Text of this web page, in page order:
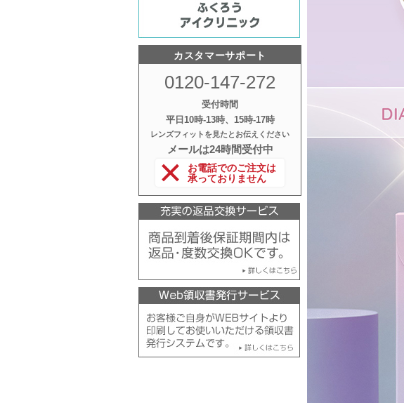
カスタマーサポート
0120-147-272
受付時間
平日10時‐13時、15時‐17時
レンズフィットを見たとお伝えください
メールは24時間受付中
お電話でのご注文は
承っておりません